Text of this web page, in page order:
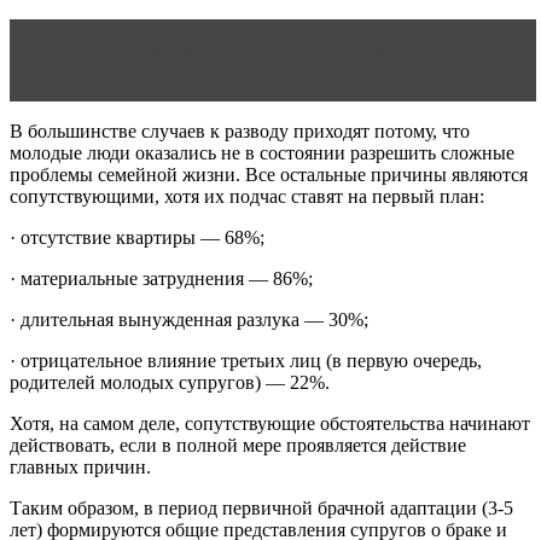
В большинстве случаев к разводу приходят потому, что
молодые люди оказались не в состоянии разрешить сложные
проблемы семейной жизни. Все остальные причины являются
сопутствующими, хотя их подчас ставят на первый план:
· отсутствие квартиры — 68%;
· материальные затруднения — 86%;
· длительная вынужденная разлука — 30%;
· отрицательное влияние третьих лиц (в первую очередь,
родителей молодых супругов) — 22%.
Хотя, на самом деле, сопутствующие обстоятельства начинают
действовать, если в полной мере проявляется действие
главных причин.
Таким образом, в период первичной брачной адаптации (3-5
лет) формируются общие представления супругов о браке и